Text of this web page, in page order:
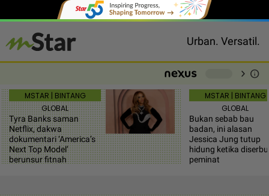
Urban. Versatil.
chevron_right info
MSTAR | BINTANG
GLOBAL
Tyra Banks saman
Netflix, dakwa
dokumentari ‘America’s
Next Top Model’
berunsur fitnah
MSTAR | BINTANG
GLOBAL
Bukan sebab bau
badan, ini alasan
Jessica Jung tutup
hidung ketika diserbu
peminat